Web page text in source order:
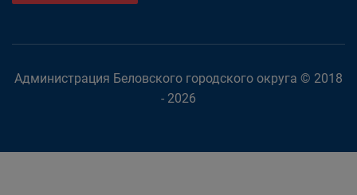
Администрация Беловского городского округа © 2018
- 2026